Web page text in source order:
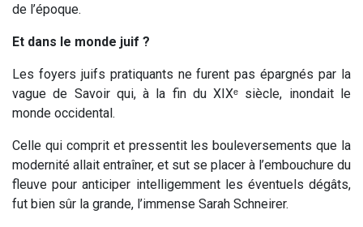
de l’époque.
Et dans le monde juif ?
Les foyers juifs pratiquants ne furent pas épargnés par la
vague de Savoir qui, à la fin du XIXᵉ siècle, inondait le
monde occidental.
Celle qui comprit et pressentit les bouleversements que la
modernité allait entraîner, et sut se placer à l’embouchure du
fleuve pour anticiper intelligemment les éventuels dégâts,
fut bien sûr la grande, l’immense Sarah Schneirer.